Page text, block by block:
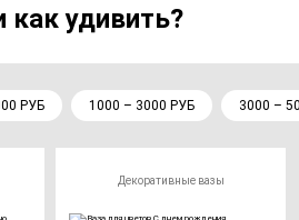
как удивить?
РУБ 1000 – 3000 РУБ 3000 –
Декоративные вазы